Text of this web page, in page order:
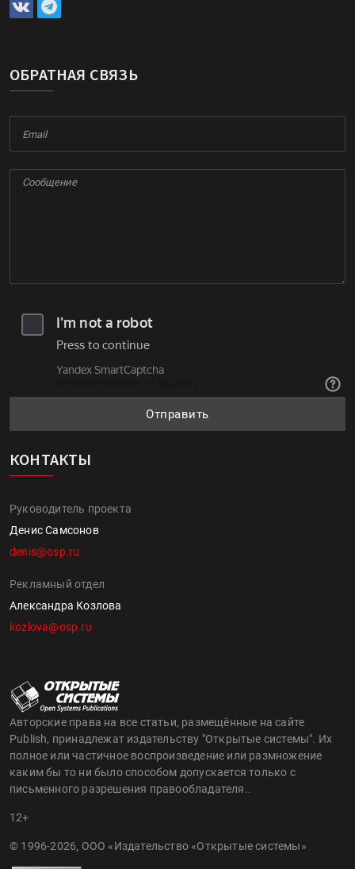
ОБРАТНАЯ СВЯЗЬ
Отправить
КОНТАКТЫ
Руководитель проекта
Денис Самсонов
denis@osp.ru
Рекламный отдел
Александра Козлова
kozlova@osp.ru
Авторские права на все статьи, размещённые на сайте
Publish, принадлежат издательству "Открытые системы". Их
полное или частичное воспроизведение или размножение
каким бы то ни было способом допускается только с
письменного разрешения правообладателя..
12+
© 1996-2026, ООО «Издательство «Открытые системы»